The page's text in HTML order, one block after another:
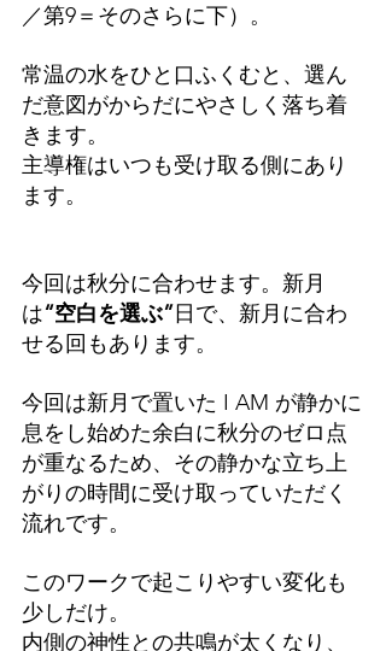
／第9＝そのさらに下）。
常温の水をひと口ふくむと、選ん
だ意図がからだにやさしく落ち着
きます。
主導権はいつも受け取る側にあり
ます。
今回は秋分に合わせます。新月
は“空白を選ぶ”日で、新月に合わ
せる回もあります。
今回は新月で置いた I AM が静かに
息をし始めた余白に秋分のゼロ点
が重なるため、その静かな立ち上
がりの時間に受け取っていただく
流れです。
このワークで起こりやすい変化も
少しだけ。
内側の神性との共鳴が太くなり、